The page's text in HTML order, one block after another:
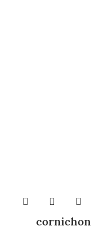
cornichon